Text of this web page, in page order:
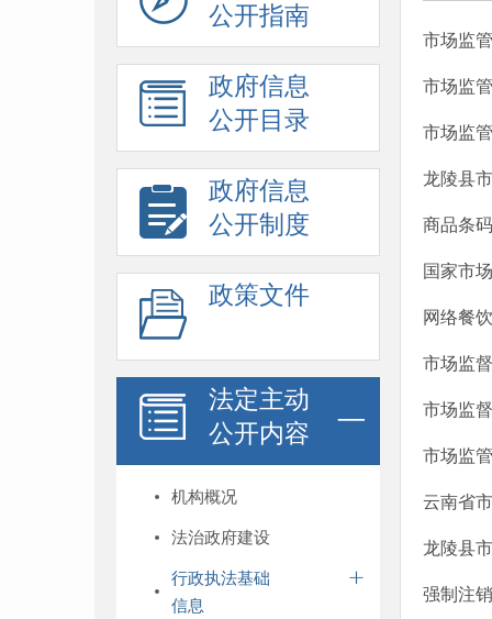
公开指南
政府信息
公开目录
政府信息
公开制度
政策文件
法定主动
公开内容
机构概况
法治政府建设
行政执法基础
信息
市场监
市场监
市场监
龙陵县
商品条
国家市
网络餐
市场监
市场监
市场监
云南省
龙陵县
强制注